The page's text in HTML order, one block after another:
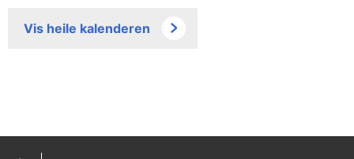
Vis heile kalenderen